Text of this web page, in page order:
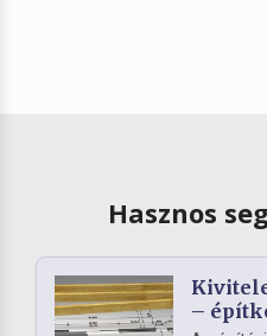
Hasznos
–